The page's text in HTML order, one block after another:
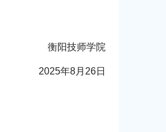
衡阳技师学院
2025年8月26日